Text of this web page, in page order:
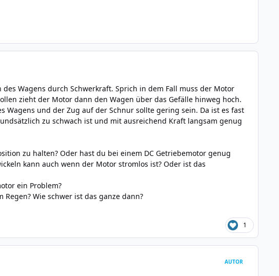
Wagens durch Schwerkraft. Sprich in dem Fall muss der Motor
zieht der Motor dann den Wagen über das Gefälle hinweg hoch.
Wagens und der Zug auf der Schnur sollte gering sein. Da ist es fast
zu schwach ist und mit ausreichend Kraft langsam genug
zu halten? Oder hast du bei einem DC Getriebemotor genug
kann auch wenn der Motor stromlos ist? Oder ist das
ein Problem?
Wie schwer ist das ganze dann?
1
AUTOR